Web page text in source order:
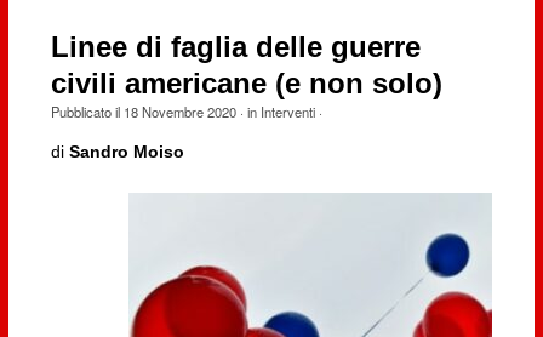
Linee di faglia delle guerre
civili americane (e non solo)
Pubblicato il 18 Novembre 2020· in Interventi·
di Sandro Moiso